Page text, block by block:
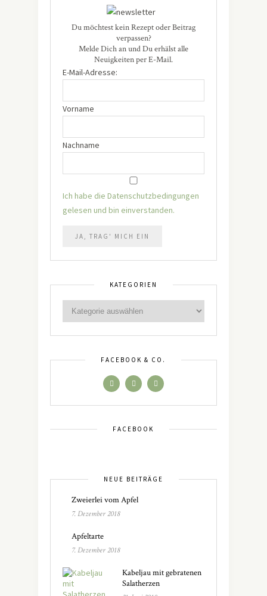
Du möchtest kein Rezept oder Beitrag
verpassen?
Melde Dich an und Du erhälst alle
Neuigkeiten per E-Mail.
E-Mail-Adresse:
Vorname
Nachname
Ich habe die Datenschutzbedingungen
gelesen und bin einverstanden.
KATEGORIEN
FACEBOOK & CO.
FACEBOOK
NEUE BEITRÄGE
Zweierlei vom Apfel
7. Dezember 2018
Apfeltarte
7. Dezember 2018
Kabeljau mit gebratenen
Salatherzen